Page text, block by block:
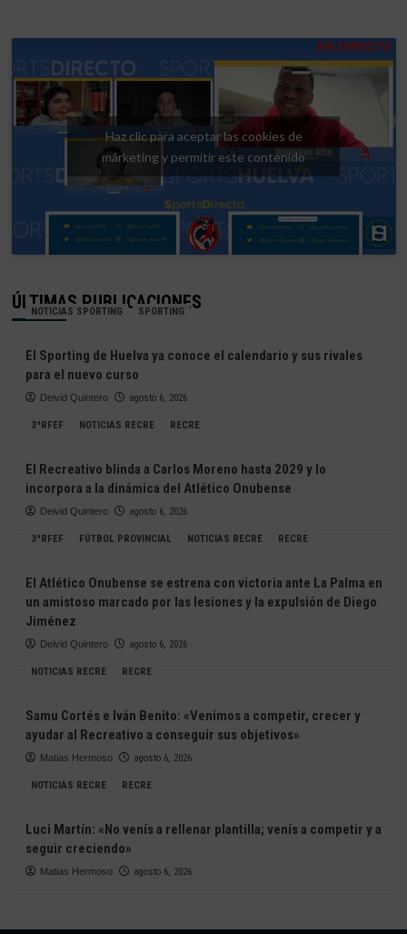
Haz clic para aceptar las cookies de
márketing y permitir este contenido
ÚLTIMAS PUBLICACIONES
NOTICIAS SPORTING SPORTING
El Sporting de Huelva ya conoce el calendario y sus rivales
para el nuevo curso
Deivid Quintero agosto 6, 2026
3ªRFEF NOTICIAS RECRE RECRE
El Recreativo blinda a Carlos Moreno hasta 2029 y lo
incorpora a la dinámica del Atlético Onubense
Deivid Quintero agosto 6, 2026
3ªRFEF FÚTBOL PROVINCIAL NOTICIAS RECRE RECRE
El Atlético Onubense se estrena con victoria ante La Palma en
un amistoso marcado por las lesiones y la expulsión de Diego
Jiménez
Deivid Quintero agosto 6, 2026
NOTICIAS RECRE RECRE
Samu Cortés e Iván Benito: «Venimos a competir, crecer y
ayudar al Recreativo a conseguir sus objetivos»
Matias Hermoso agosto 6, 2026
NOTICIAS RECRE RECRE
Luci Martín: «No venís a rellenar plantilla; venís a competir y a
seguir creciendo»
Matias Hermoso agosto 6, 2026